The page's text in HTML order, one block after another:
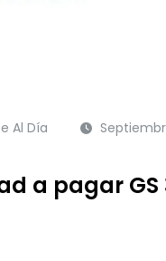
Al Día
a pagar GS